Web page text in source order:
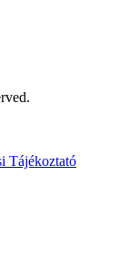
Tájékoztató